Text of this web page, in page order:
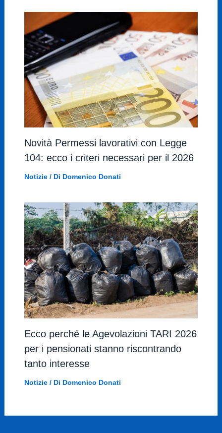
Novità Permessi lavorativi con Legge
104: ecco i criteri necessari per il 2026
Notizie/ Di Domenico Donati
Ecco perché le Agevolazioni TARI 2026
per i pensionati stanno riscontrando
tanto interesse
Notizie/ Di Domenico Donati